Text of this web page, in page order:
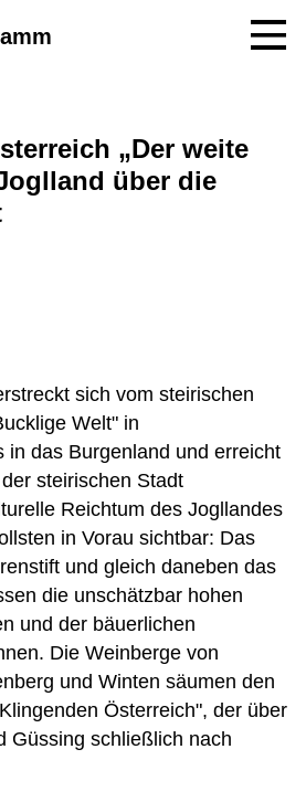
„Der weite
über die
sich vom steirischen
Welt" in
in das Burgenland und erreicht
steirischen Stadt
Reichtum des Jogllandes
in Vorau sichtbar: Das
und gleich daneben das
die unschätzbar hohen
und der bäuerlichen
Die Weinberge von
und Winten säumen den
Österreich", der über
Güssing schließlich nach